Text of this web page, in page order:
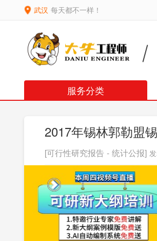
武汉 每天都不一样！
服务分类
2017年锡林郭勒盟
[可行性研究报告 - 统计公报]